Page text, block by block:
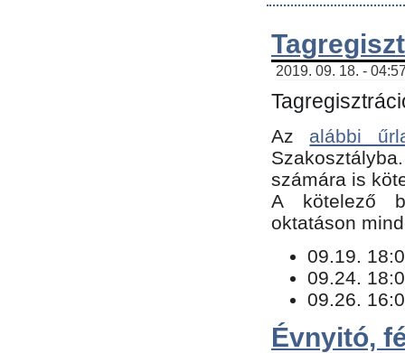
2019. 09. 18. -
Az alábbi
számára is
​A kötelező
oktatáson
09.19.
09.24.
09.26.
Évnyitó,